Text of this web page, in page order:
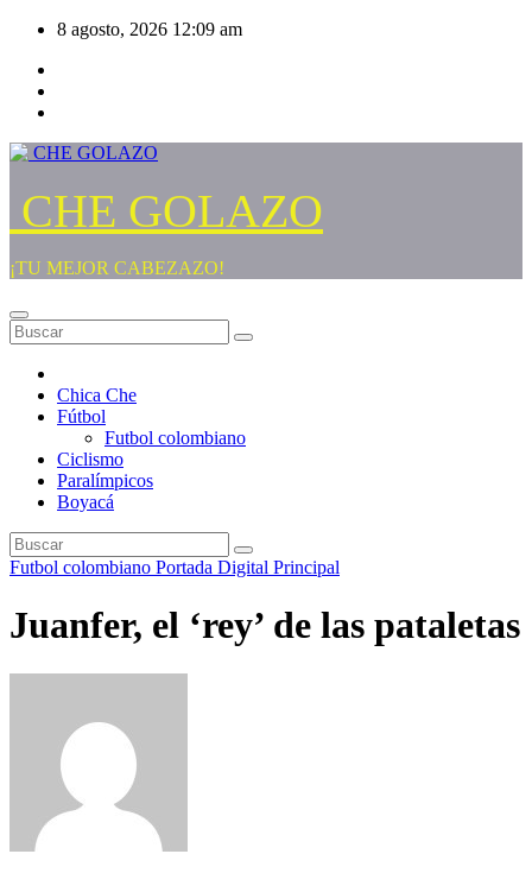
Saltar
contenido
8 agosto, 2026 12:09 am
CHE GOLAZO
¡TU MEJOR CABEZAZO!
Chica Che
Fútbol
Futbol colombiano
Ciclismo
Paralímpicos
Boyacá
Futbol colombiano Portada Digital Principal
Juanfer, el ‘rey’ de las pataletas